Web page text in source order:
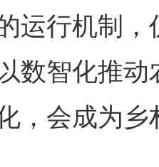
运行机制
数智化推动
，会成为